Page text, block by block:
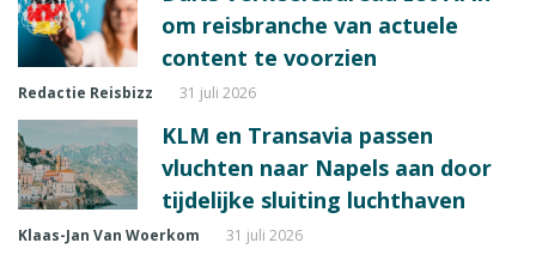
om reisbranche van actuele
content te voorzien
Redactie Reisbizz 31 juli 2026
KLM en Transavia passen
vluchten naar Napels aan door
tijdelijke sluiting luchthaven
Klaas-Jan Van Woerkom 31 juli 2026